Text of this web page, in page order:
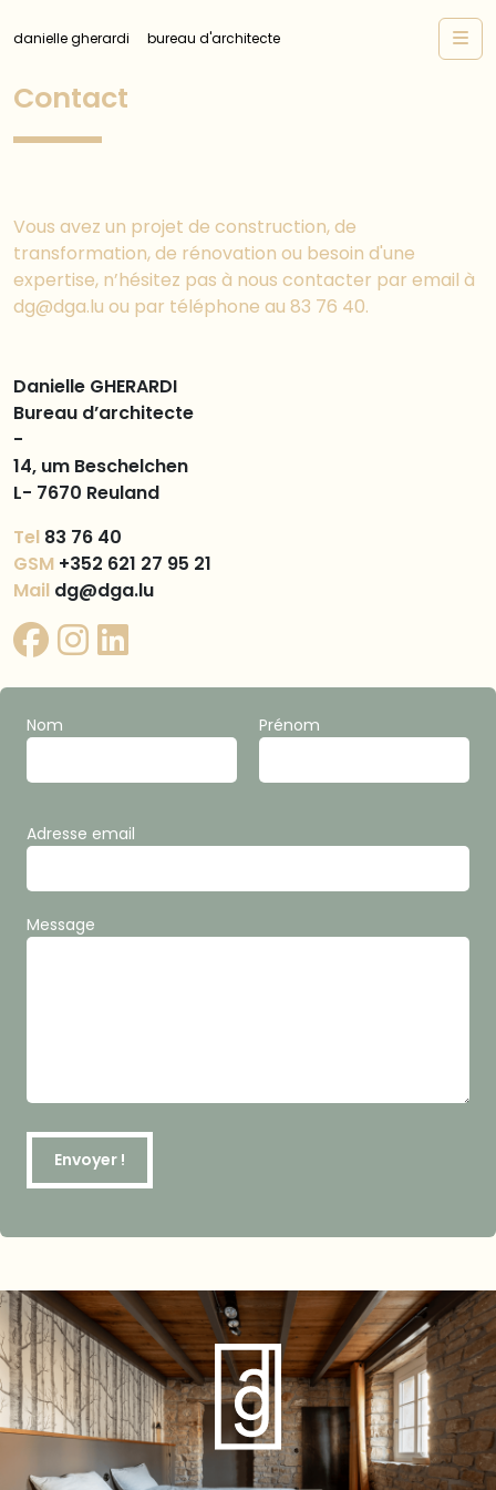
danielle gherardi bureau d'architecte
Contact
Vous avez un projet de construction, de
transformation, de rénovation ou besoin d'une
expertise, n’hésitez pas à nous contacter par email à
dg@dga.lu ou par téléphone au 83 76 40.
Danielle GHERARDI
Bureau d’architecte
-
14, um Beschelchen
L- 7670 Reuland
Tel 83 76 40
GSM +352 621 27 95 21
Mail dg@dga.lu
Nom Prénom
Adresse email
Message